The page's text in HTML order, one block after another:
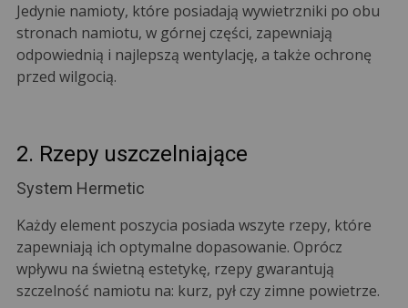
Jedynie namioty, które posiadają wywietrzniki po obu
stronach namiotu, w górnej części, zapewniają
odpowiednią i najlepszą wentylację, a także ochronę
przed wilgocią.
2. Rzepy uszczelniające
System Hermetic
Każdy element poszycia posiada wszyte rzepy, które
zapewniają ich optymalne dopasowanie. Oprócz
wpływu na świetną estetykę, rzepy gwarantują
szczelność namiotu na: kurz, pył czy zimne powietrze.